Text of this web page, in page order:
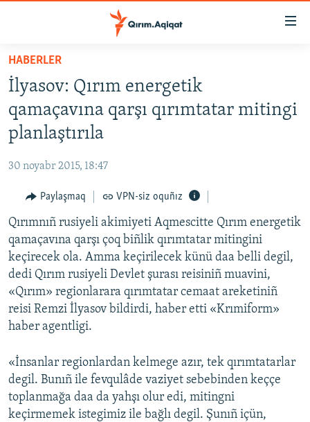
Esas
mündericege
qaytmaq
Baş
navigatsiyağa
qaytmaq
Qıdıruvğa
qaytmaq
HABERLER
SİYASET
İQTİSADİYAT
MEDENİYET
İNSAN AQLARI
VİDEO
SÜRET
BLOGLAR
FİKİR
Русский
Українською
QOŞULIÑIZ!
HABERLER
İlyasov: Qırım energetik
qamaçavına qarşı qırımtatar mitingi
planlaştırıla
30 noyabr 2015, 18:47
Paylaşmaq VPN-siz oquñız
Qırımnıñ rusiyeli akimiyeti Aqmescitte Qırım energetik
qamaçavına qarşı çoq biñlik qırımtatar mitingini
keçirecek ola. Amma keçirilecek künü daa belli degil,
dedi Qırım rusiyeli Devlet şurası reisiniñ muavini,
«Qırım» regionlarara qırımtatar cemaat areketiniñ
reisi Remzi İlyasov bildirdi, haber etti «Krımiform»
haber agentligi.
«İnsanlar regionlardan kelmege azır, tek qırımtatarlar
degil. Bunıñ ile fevqulâde vaziyet sebebinden keççe
toplanmağa daa da yahşı olur edi, mitingni
keçirmemek istegimiz ile bağlı degil. Şunıñ içün,